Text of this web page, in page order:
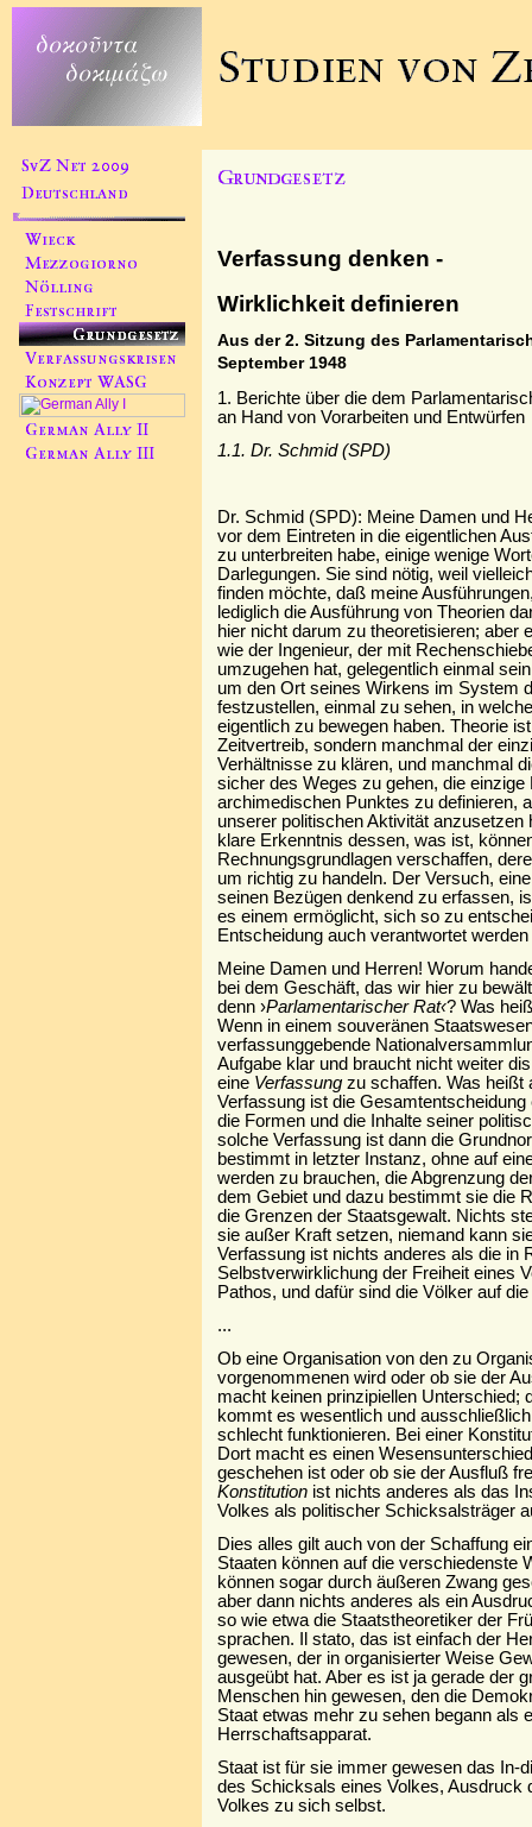
Verfassung denken -
Wirklichkeit definieren
Aus der 2. Sitzung des
September 1948
1. Berichte über die dem
an Hand von Vorarbeiten und Entwürfen
1.1. Dr. Schmid (SPD)
Dr. Schmid (SPD): Meine Damen und
vor dem Eintreten in die eigentlichen
zu unterbreiten habe, einige wenige
Darlegungen. Sie sind nötig, weil
finden möchte, daß meine
lediglich die Ausführung von Theorien
hier nicht darum zu theoretisieren; aber
wie der Ingenieur, der mit
umzugehen hat, gelegentlich einmal
um den Ort seines Wirkens im System
festzustellen, einmal zu sehen, in
eigentlich zu bewegen haben. Theorie
Zeitvertreib, sondern manchmal der
Verhältnisse zu klären, und manchmal
sicher des Weges zu gehen, die
archimedischen Punktes zu definieren,
unserer politischen Aktivität anzusetzen
klare Erkenntnis dessen, was ist,
Rechnungsgrundlagen verschaffen,
um richtig zu handeln. Der Versuch,
seinen Bezügen denkend zu erfassen,
es einem ermöglicht, sich so zu
Entscheidung auch verantwortet
Meine Damen und Herren! Worum
bei dem Geschäft, das wir hier zu
denn ›Parlamentarischer Rat‹? Was
Wenn in einem souveränen
verfassunggebende
Aufgabe klar und braucht nicht weiter
eine Verfassung zu schaffen. Was heißt
Verfassung ist die
die Formen und die Inhalte seiner
solche Verfassung ist dann die
bestimmt in letzter Instanz, ohne auf
werden zu brauchen, die Abgrenzung
dem Gebiet und dazu bestimmt sie die
die Grenzen der Staatsgewalt. Nichts
sie außer Kraft setzen, niemand kann
Verfassung ist nichts anderes als die in
Selbstverwirklichung der Freiheit eines
Pathos, und dafür sind die Völker auf
...
Ob eine Organisation von den zu
vorgenommenen wird oder ob sie der
macht keinen prinzipiellen Unterschied;
kommt es wesentlich und
schlecht funktionieren. Bei einer
Dort macht es einen
geschehen ist oder ob sie der Ausfluß
Konstitution ist nichts anderes als das
Volkes als politischer Schicksalsträger
Dies alles gilt auch von der Schaffung
Staaten können auf die verschiedenste
können sogar durch äußeren Zwang
aber dann nichts anderes als ein
so wie etwa die Staatstheoretiker der
sprachen. Il stato, das ist einfach der
gewesen, der in organisierter Weise
ausgeübt hat. Aber es ist ja gerade der
Menschen hin gewesen, den die
Staat etwas mehr zu sehen begann als
Herrschaftsapparat.
Staat ist für sie immer gewesen das In-
des Schicksals eines Volkes, Ausdruck
Volkes zu sich selbst.